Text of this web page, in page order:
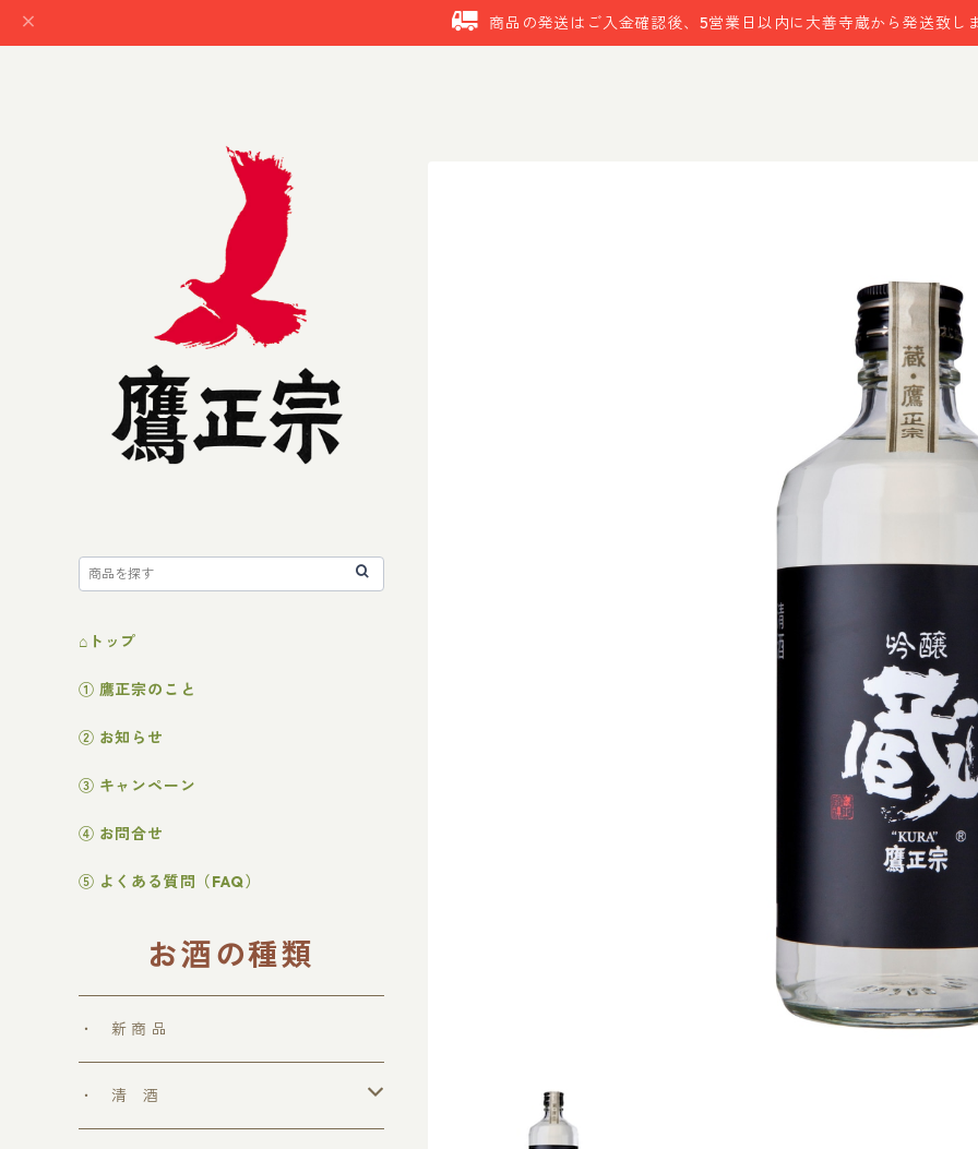
商品の発送はご入金確認後、5営業日以内に大善寺蔵から発送致し
⌂トップ
① 鷹正宗のこと
② お知らせ
③ キャンペーン
④ お問合せ
⑤ よくある質問（FAQ）
お酒の種類
・ 新 商 品
・ 清 酒